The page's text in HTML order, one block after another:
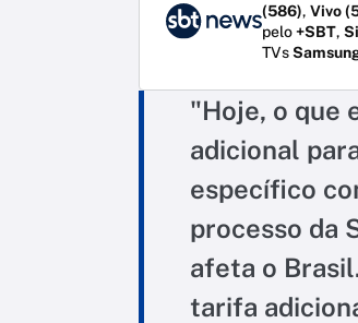
(586), Vivo
pelo+SBT,
TVs
"Hoje, o que
adicional
específico
processo da
afeta o
tarifa